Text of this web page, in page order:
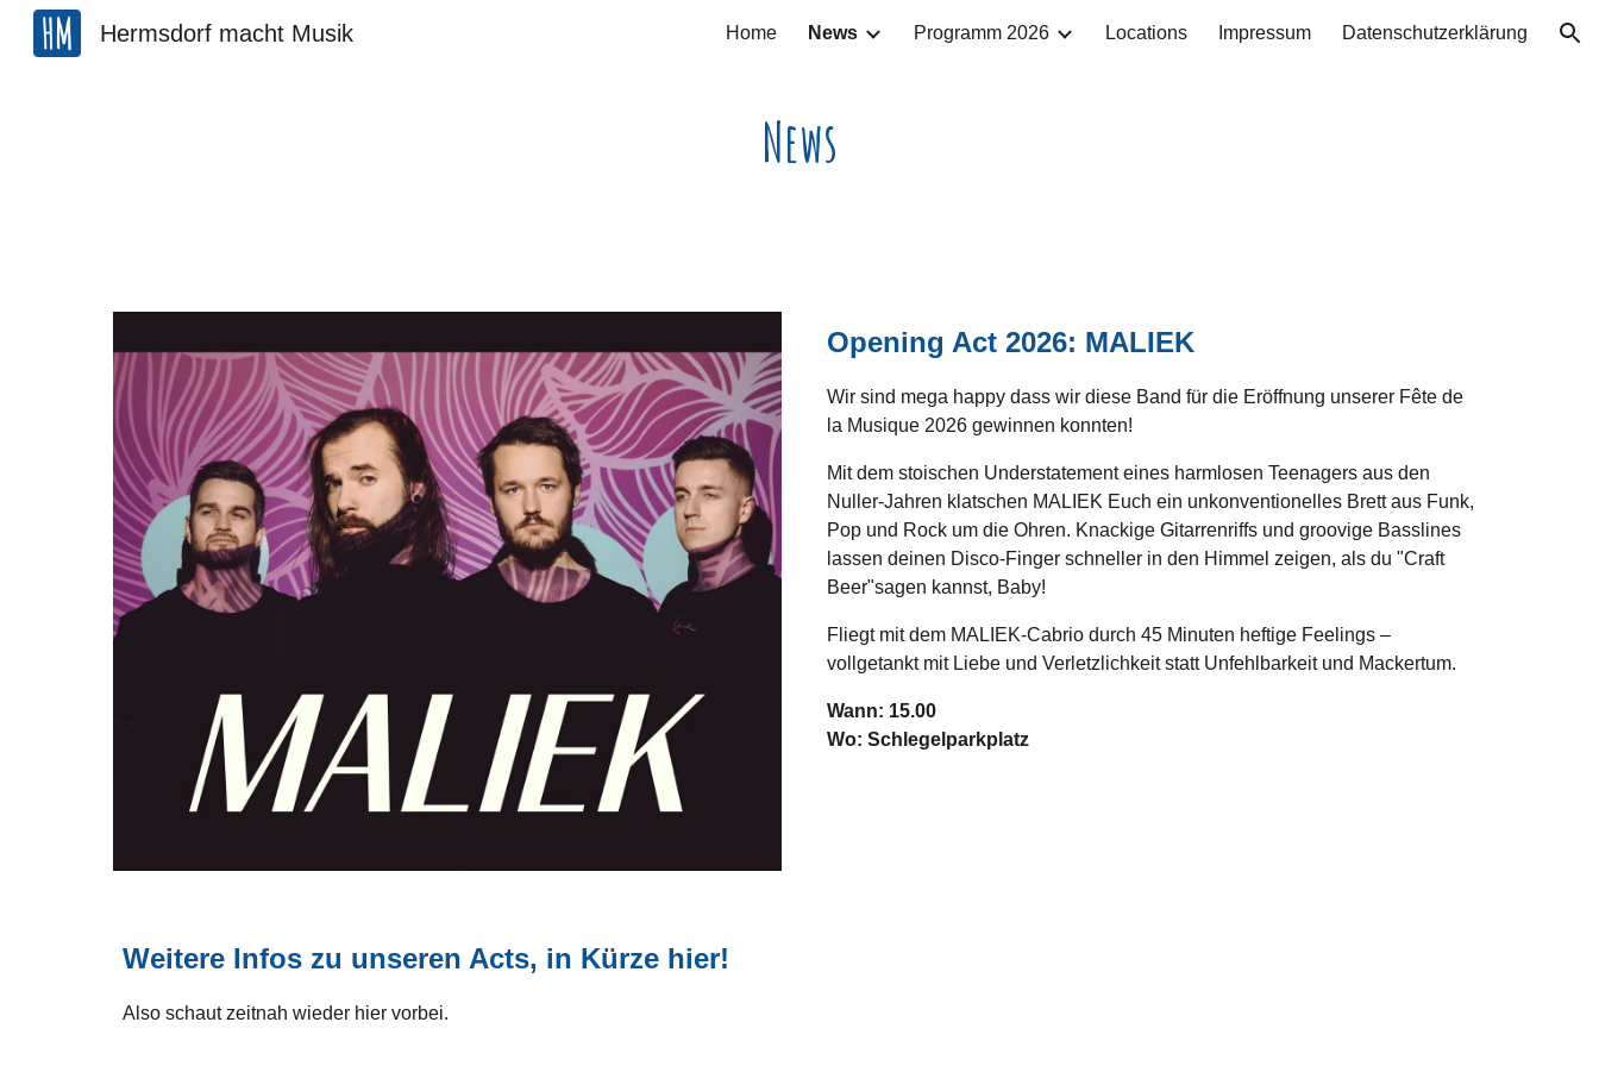
Skip to navigation
Hermsdorf macht Musik Home News Programm 2026 Locations Impressum Datenschutzerklärung
News
Opening Act 2026: MALIEK
Wir sind mega happy dass wir diese Band für die Eröffnung unserer Fête de
la Musique 2026 gewinnen konnten!
Mit dem stoischen Understatement eines harmlosen Teenagers aus den
Nuller-Jahren klatschen MALIEK Euch ein unkonventionelles Brett aus Funk,
Pop und Rock um die Ohren. Knackige Gitarrenriffs und groovige Basslines
lassen deinen Disco-Finger schneller in den Himmel zeigen, als du "Craft
Beer"sagen kannst, Baby!
Fliegt mit dem MALIEK-Cabrio durch 45 Minuten heftige Feelings –
vollgetankt mit Liebe und Verletzlichkeit statt Unfehlbarkeit und Mackertum.
Wann: 15.00
Wo: Schlegelparkplatz
Weitere Infos zu unseren Acts, in Kürze hier!
Also schaut zeitnah wieder hier vorbei.